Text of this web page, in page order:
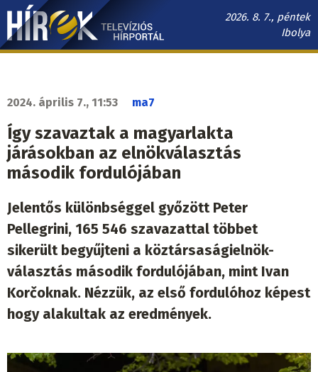
Ugrás
tartalomra
2026. 8. 7., péntek
Ibolya
Hírek.sk
navigáció
2024. április 7., 11:53 ma7
Így szavaztak a magyarlakta
járásokban az elnökválasztás
második fordulójában
Jelentős különbséggel győzött Peter
Pellegrini, 165 546 szavazattal többet
sikerült begyűjteni a köztársaságielnök-
választás második fordulójában, mint Ivan
Korčoknak. Nézzük, az első fordulóhoz képest
hogy alakultak az eredmények.